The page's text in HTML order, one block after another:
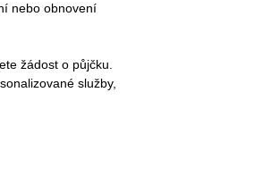
nebo obnovení
žádost o půjčku.
služby,